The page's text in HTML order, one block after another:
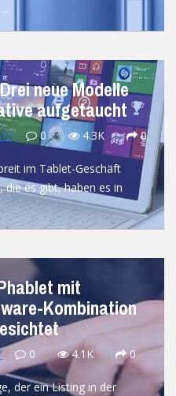
neue Modelle
aufgetaucht
0 4.3K 0
im Tablet-Geschäft
die es gibt, haben es in
mit
Kombination
0 4.1K 0
der ein Listing in der